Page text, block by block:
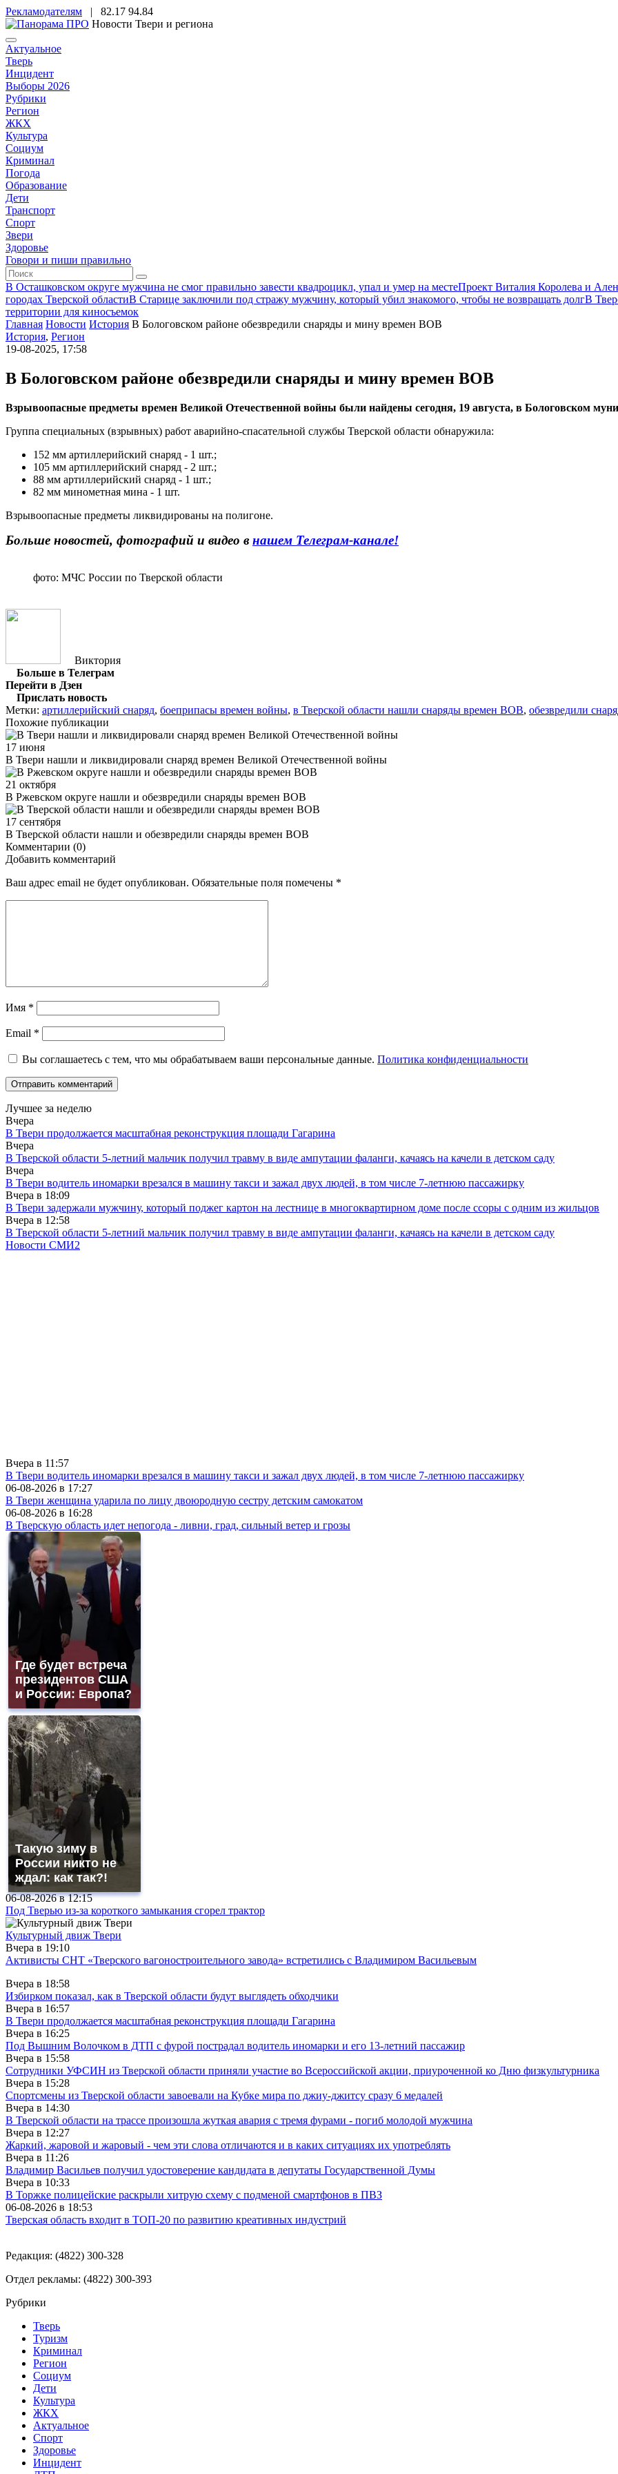
Рекламодателям | 82.17 94.84
Новости Твери и региона
Актуальное
Тверь
Инцидент
Выборы 2026
Рубрики
Регион
ЖКХ
Культура
Социум
Криминал
Погода
Образование
Дети
Транспорт
Спорт
Звери
Здоровье
Говори и пиши правильно
В Осташковском округе мужчина не смог правильно завести квадроцикл, упал и умер на местеПроект Виталия Королева и
городах Тверской областиВ Старице заключили под стражу мужчину, который убил знакомого, чтобы не возвращать долгВ
территории для киносъемок
Главная Новости История В Бологовском районе обезвредили снаряды и мину времен ВОВ
История, Регион
19-08-2025, 17:58
В Бологовском районе обезвредили снаряды и мину времен ВОВ
Взрывоопасные предметы времен Великой Отечественной войны были найдены сегодня, 19 августа, в Бологовском
Группа специальных (взрывных) работ аварийно-спасательной службы Тверской области обнаружила:
152 мм артиллерийский снаряд - 1 шт.;
105 мм артиллерийский снаряд - 2 шт.;
88 мм артиллерийский снаряд - 1 шт.;
82 мм минометная мина - 1 шт.
Взрывоопасные предметы ликвидированы на полигоне.
Больше новостей, фотографий и видео в нашем Телеграм-канале!
фото: МЧС России по Тверской области
Виктория
Больше в Телеграм
Перейти в Дзен
Прислать новость
Метки: артиллерийский снаряд, боеприпасы времен войны, в Тверской области нашли снаряды времен ВОВ, обезвредили
Похожие публикации
17 июня
В Твери нашли и ликвидировали снаряд времен Великой Отечественной войны
21 октября
В Ржевском округе нашли и обезвредили снаряды времен ВОВ
17 сентября
В Тверской области нашли и обезвредили снаряды времен ВОВ
Комментарии (0)
Добавить комментарий
Ваш адрес email не будет опубликован. Обязательные поля помечены *
Имя *
Email *
Вы соглашаетесь с тем, что мы обрабатываем ваши персональные данные. Политика конфиденциальности
Лучшее за неделю
Вчера
В Твери продолжается масштабная реконструкция площади Гагарина
Вчера
В Тверской области 5-летний мальчик получил травму в виде ампутации фаланги, качаясь на качели в детском саду
Вчера
В Твери водитель иномарки врезался в машину такси и зажал двух людей, в том числе 7-летнюю пассажирку
Вчера в 18:09
В Твери задержали мужчину, который поджег картон на лестнице в многоквартирном доме после ссоры с одним из жильцов
Вчера в 12:58
В Тверской области 5-летний мальчик получил травму в виде ампутации фаланги, качаясь на качели в детском саду
Новости СМИ2
Вчера в 11:57
В Твери водитель иномарки врезался в машину такси и зажал двух людей, в том числе 7-летнюю пассажирку
06-08-2026 в 17:27
В Твери женщина ударила по лицу двоюродную сестру детским самокатом
06-08-2026 в 16:28
В Тверскую область идет непогода - ливни, град, сильный ветер и грозы
Где будет встреча
президентов США
и России: Европа?
Такую зиму в
России никто не
ждал: как так?!
06-08-2026 в12:15
Под Тверью из-за короткого замыкания сгорел трактор
Культурный движ Твери
Вчера в 19:10
Активисты СНТ «Тверского вагоностроительного завода» встретились с Владимиром Васильевым
Вчера в 18:58
Избирком показал, как в Тверской области будут выглядеть обходчики
Вчера в 16:57
В Твери продолжается масштабная реконструкция площади Гагарина
Вчера в 16:25
Под Вышним Волочком в ДТП с фурой пострадал водитель иномарки и его 13-летний пассажир
Вчера в 15:58
Сотрудники УФСИН из Тверской области приняли участие во Всероссийской акции, приуроченной ко Дню физкультурника
Вчера в 15:28
Спортсмены из Тверской области завоевали на Кубке мира по джиу-джитсу сразу 6 медалей
Вчера в 14:30
В Тверской области на трассе произошла жуткая авария с тремя фурами - погиб молодой мужчина
Вчера в 12:27
Жаркий, жаровой и жаровый - чем эти слова отличаются и в каких ситуациях их употреблять
Вчера в 11:26
Владимир Васильев получил удостоверение кандидата в депутаты Государственной Думы
Вчера в 10:33
В Торжке полицейские раскрыли хитрую схему с подменой смартфонов в ПВЗ
06-08-2026 в 18:53
Тверская область входит в ТОП-20 по развитию креативных индустрий
Редакция: (4822) 300-328
Отдел рекламы: (4822) 300-393
Рубрики
Тверь
Туризм
Криминал
Регион
Социум
Дети
Культура
ЖКХ
Актуальное
Спорт
Здоровье
Инцидент